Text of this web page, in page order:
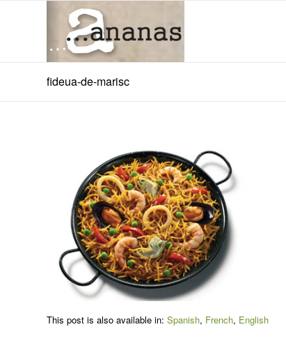
fideua-de-marisc
This post is also available in: Spanish French English